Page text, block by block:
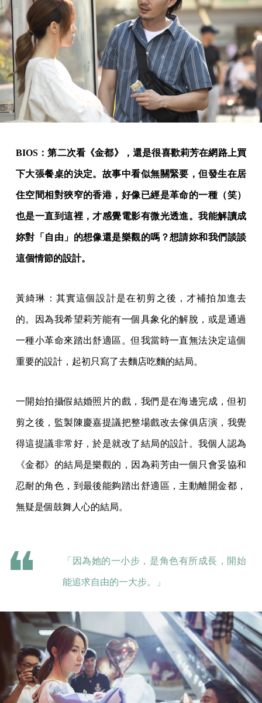
BIOS：第二次看《金都》，還是很喜歡莉芳在網路上買
下大張餐桌的決定。故事中看似無關緊要，但發生在居
住空間相對狹窄的香港，好像已經是革命的一種（笑）
也是一直到這裡，才感覺電影有微光透進。我能解讀成
妳對「自由」的想像還是樂觀的嗎？想請妳和我們談談
這個情節的設計。
黃綺琳：其實這個設計是在初剪之後，才補拍加進去
的。因為我希望莉芳能有一個具象化的解脫，或是通過
一種小革命來踏出舒適區。但我當時一直無法決定這個
重要的設計，起初只寫了去麵店吃麵的結局。
一開始拍攝假結婚照片的戲，我們是在海邊完成，但初
剪之後，監製陳慶嘉提議把整場戲改去傢俱店演，我覺
得這提議非常好，於是就改了結局的設計。我個人認為
《金都》的結局是樂觀的，因為莉芳由一個只會妥協和
忍耐的角色，到最後能夠踏出舒適區，主動離開金都，
無疑是個鼓舞人心的結局。
「因為她的一小步，是角色有所成長，開始
能追求自由的一大步。」